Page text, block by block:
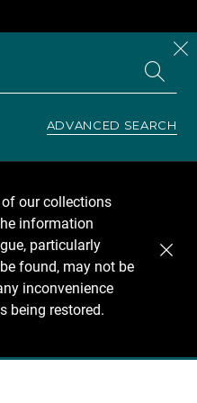
ADVANCED SEARCH
our collections
information
particularly
found, may not be
inconvenience
being restored.